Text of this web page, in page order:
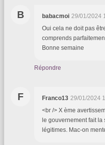
B babacmoi 29/01/2024
Oui cela ne doit pas
comprends
Bonne semaine
Répondre
F Franco13 29/01/2024
<br /> X ème
le gouvernement fait la
légitimes. Mac-on